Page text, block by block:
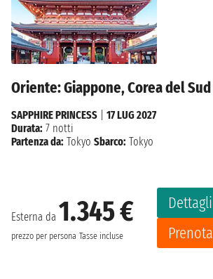
Oriente: Giappone, Corea del Sud
Esterna da 1.345 €
prezzo per persona Tasse incluse
Dettagli
Prenota
SAPPHIRE PRINCESS
17 LUG 2027
Durata: 7 notti
Partenza da: Tokyo Sbarco: Tokyo